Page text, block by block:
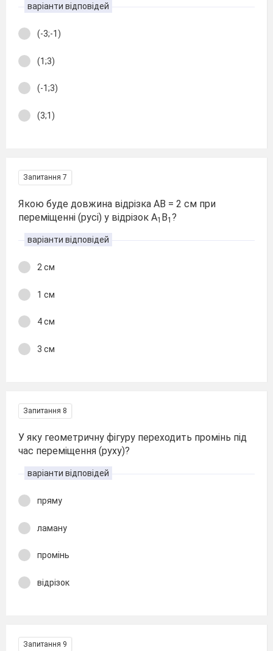
варіанти відповідей
(-3;-1)
(1;3)
(-1;3)
(3;1)
Запитання 7
Якою буде довжина відрізка АВ = 2 см при
переміщенні (русі) у відрізок А1 В1 ?
варіанти відповідей
2 см
1 см
4 см
3 см
Запитання 8
У яку геометричну фігуру переходить промінь під
час переміщення (руху)?
варіанти відповідей
пряму
ламану
промінь
відрізок
Запитання 9